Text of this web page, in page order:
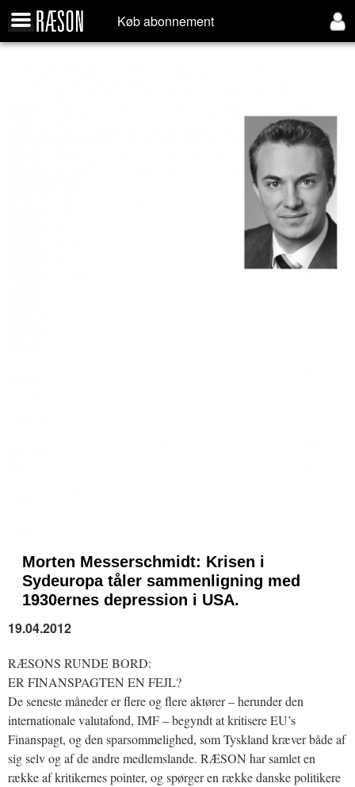
Køb abonnement
Morten Messerschmidt: Krisen i
Sydeuropa tåler sammenligning med
1930ernes depression i USA.
19.04.2012
RÆSONS RUNDE BORD:
ER FINANSPAGTEN EN FEJL?
De seneste måneder er flere og flere aktører – herunder den
internationale valutafond, IMF – begyndt at kritisere EU’s
Finanspagt, og den sparsommelighed, som Tyskland kræver både af
sig selv og af de andre medlemslande. RÆSON har samlet en
række af kritikernes pointer, og spørger en række danske politikere